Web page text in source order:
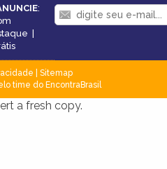
:
|
Sitemap
time do EncontraBrasil
a fresh copy.